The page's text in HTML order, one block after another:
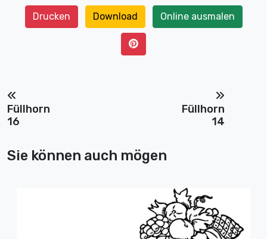
Drucken Download Online ausmalen
Füllhorn
16
Füllhorn
14
Sie können auch mögen